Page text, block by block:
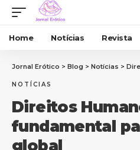
Home Notícias Revista
Jornal Erótico > Blog > Notícias >
NOTÍCIAS
Direitos
fundamental
global